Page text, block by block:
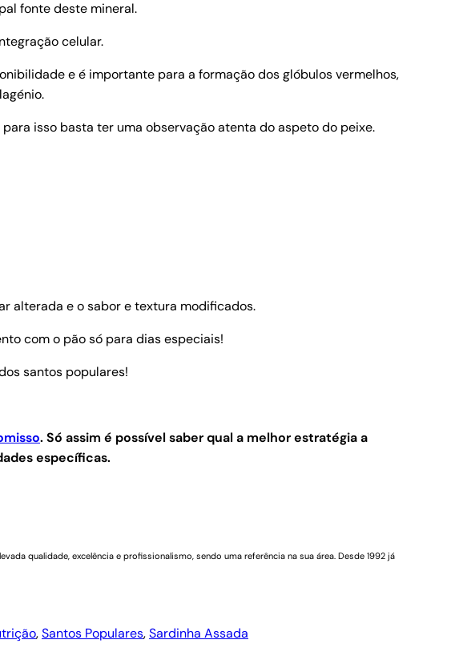
fonte deste mineral.
celular.
e é importante para a formação dos glóbulos vermelhos,
isso basta ter uma observação atenta do aspeto do peixe.
alterada e o sabor e textura modificados.
com o pão só para dias especiais!
santos populares!
.Só assim é possível saber qual a melhor estratégia a
específicas.
qualidade, excelência e profissionalismo, sendo uma referência na sua área. Desde 1992 já
, Santos Populares, Sardinha Assada